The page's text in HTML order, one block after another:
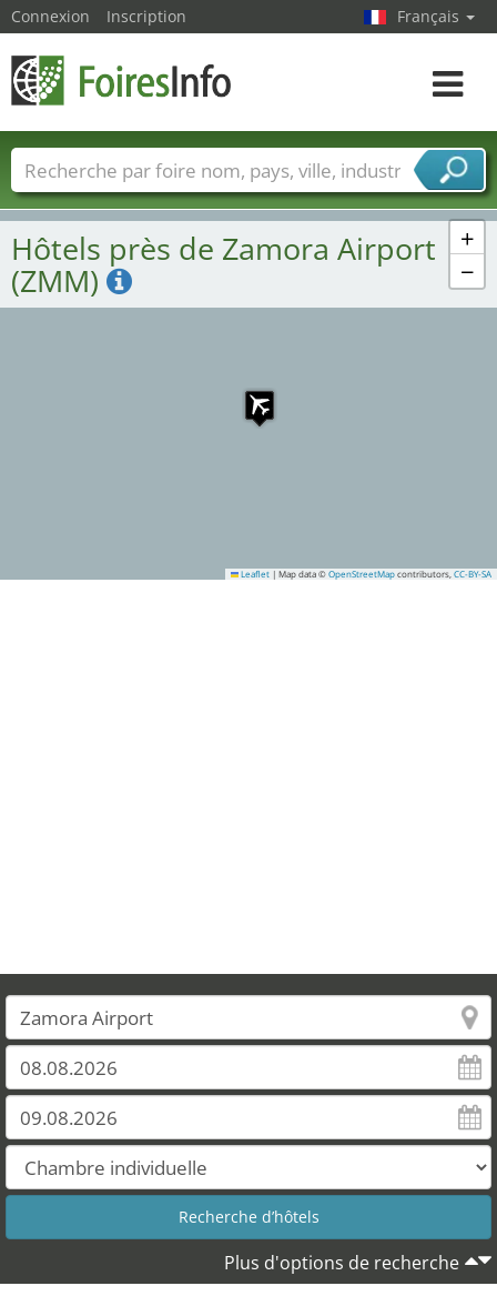
+
−
Leaflet | Map data © OpenStreetMap contributors, CC-BY-SA
Hôtels près de Zamora Airport
(ZMM)
Plus d'options de recherche
Connexion Inscription Français
Toggle
Foire noms Pays Villes
Secteurs de foire
Secteurs du fournisseur de services